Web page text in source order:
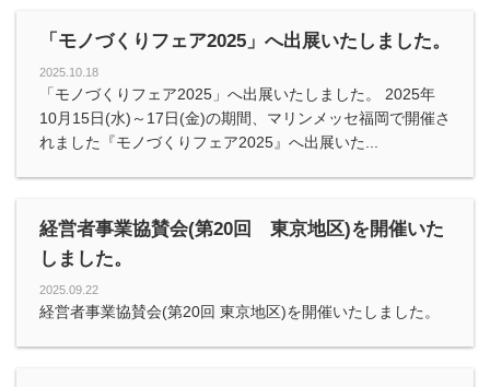
「モノづくりフェア2025」へ出展いたしました。
2025.10.18
「モノづくりフェア2025」へ出展いたしました。 2025年
10月15日(水)～17日(金)の期間、マリンメッセ福岡で開催さ
れました『モノづくりフェア2025』へ出展いた...
経営者事業協賛会(第20回 東京地区)を開催いた
しました。
2025.09.22
経営者事業協賛会(第20回 東京地区)を開催いたしました。